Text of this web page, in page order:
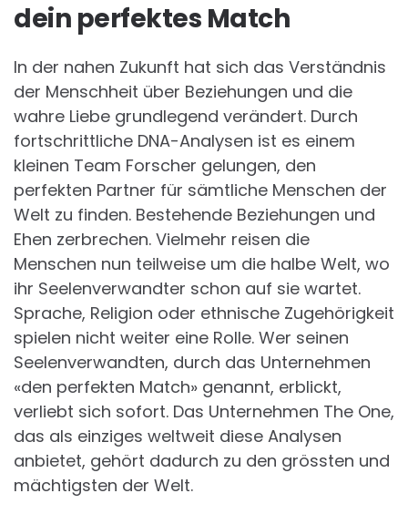
dein perfektes Match
In der nahen Zukunft hat sich das Verständnis
der Menschheit über Beziehungen und die
wahre Liebe grundlegend verändert. Durch
fortschrittliche DNA-Analysen ist es einem
kleinen Team Forscher gelungen, den
perfekten Partner für sämtliche Menschen der
Welt zu finden. Bestehende Beziehungen und
Ehen zerbrechen. Vielmehr reisen die
Menschen nun teilweise um die halbe Welt, wo
ihr Seelenverwandter schon auf sie wartet.
Sprache, Religion oder ethnische Zugehörigkeit
spielen nicht weiter eine Rolle. Wer seinen
Seelenverwandten, durch das Unternehmen
«den perfekten Match» genannt, erblickt,
verliebt sich sofort. Das Unternehmen The One,
das als einziges weltweit diese Analysen
anbietet, gehört dadurch zu den grössten und
mächtigsten der Welt.